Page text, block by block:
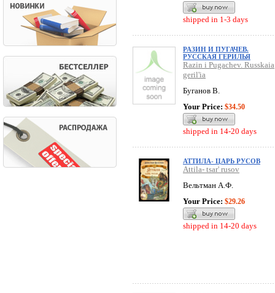
shipped in 1-3 days
РАЗИН И ПУГАЧЕВ.
РУССКАЯ ГЕРИЛЬЯ
Razin i Pugachev. Russkaia
geril'ia
Буганов В.
Your Price: $34.50
shipped in 14-20 days
АТТИЛА- ЦАРЬ РУСОВ
Attila- tsar' rusov
Вельтман А.Ф.
Your Price: $29.26
shipped in 14-20 days